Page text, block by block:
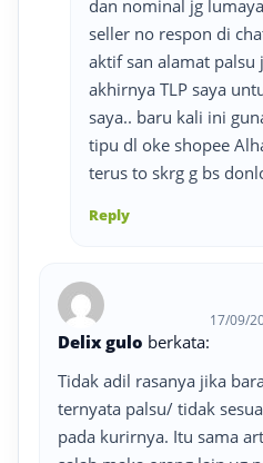
dan nominal jg
seller no respon di
aktif san alamat
akhirnya TLP saya
saya.. baru kali ini
tipu dl oke shopee
terus to skrg g bs
Reply
Delix gulo berkata:
17/09/
Tidak adil rasanya jika
ternyata palsu/ tidak
pada kurirnya. Itu sama